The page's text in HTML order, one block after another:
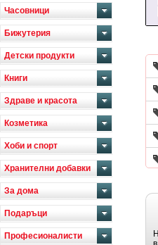
Часовници
Бижутерия
Детски продукти
Книги
Здраве и красота
Козметика
Хоби и спорт
Хранителни добавки
За дома
Подаръци
Професионалисти